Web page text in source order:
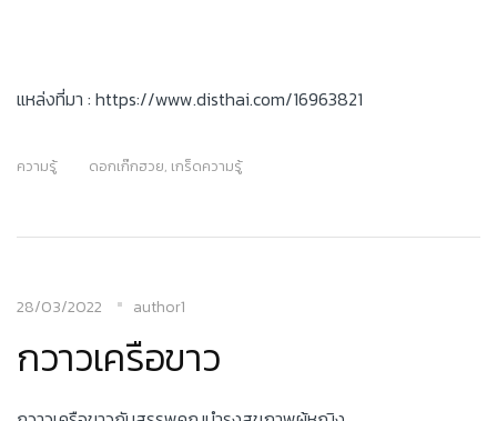
แหล่งที่มา : https://www.disthai.com/16963821
ความรู้ ดอกเก๊กฮวย, เกร็ดความรู้
28/03/2022 author1
กวาวเครือขาว